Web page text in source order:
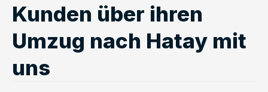
Kunden über ihren
Umzug nach Hatay mit
uns